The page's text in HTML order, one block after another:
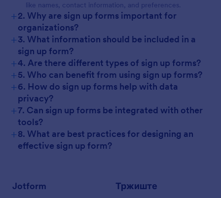
like names, contact information, and preferences.
+2. Why are sign up forms important for
organizations?
+3. What information should be included in a
sign up form?
+4. Are there different types of sign up forms?
+5. Who can benefit from using sign up forms?
+6. How do sign up forms help with data
privacy?
+7. Can sign up forms be integrated with other
tools?
+8. What are best practices for designing an
effective sign up form?
Jotform Тржиште